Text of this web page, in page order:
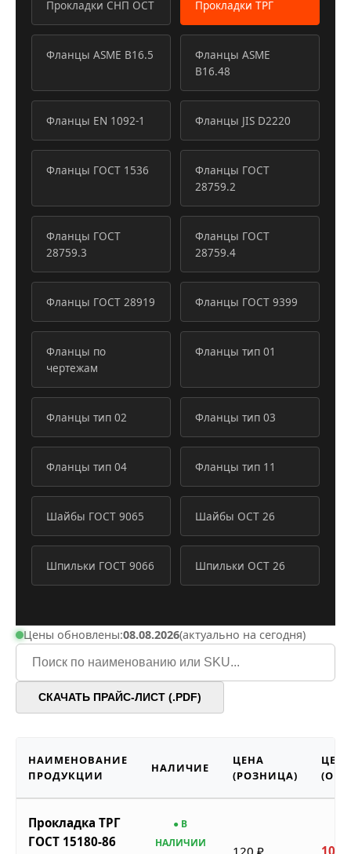
Прокладки СНП ОСТ Прокладки ТРГ
Фланцы ASME B16.5
Фланцы ASME
B16.48
Фланцы EN 1092-1 Фланцы JIS D2220
Фланцы ГОСТ 1536
Фланцы ГОСТ
28759.2
Фланцы ГОСТ
28759.3
Фланцы ГОСТ
28759.4
Фланцы ГОСТ 28919 Фланцы ГОСТ 9399
Фланцы по
чертежам
Фланцы тип 01
Фланцы тип 02 Фланцы тип 03
Фланцы тип 04 Фланцы тип 11
Шайбы ГОСТ 9065 Шайбы ОСТ 26
Шпильки ГОСТ 9066 Шпильки ОСТ 26
Цены обновлены:08.08.2026(актуально на сегодня)
СКАЧАТЬ ПРАЙС-ЛИСТ (.PDF)
НАИМЕНОВАНИЕ
ПРОДУКЦИИ
НАЛИЧИЕ
ЦЕНА
(РОЗНИЦА)
Прокладка ТРГ
ГОСТ 15180-86
● В
НАЛИЧИИ
120 ₽ 102